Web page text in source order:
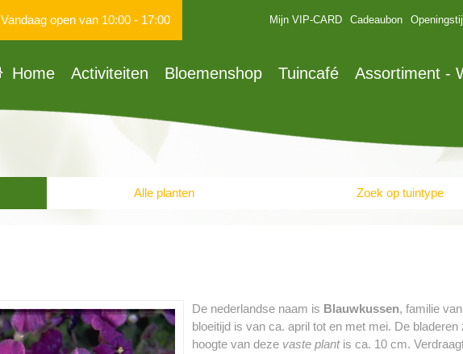
Vandaag open van 10:00 - 17:00 Mijn VIP-CARD Cadeaubon
Home Activiteiten Bloemenshop Tuincafé Assortiment -
Alle planten Zoek op tuintype
De nederlandse naam is Blauwkussen, familie
bloeitijd is van ca. april tot en met mei. De
hoogte van deze vaste plantis ca. 10 cm.